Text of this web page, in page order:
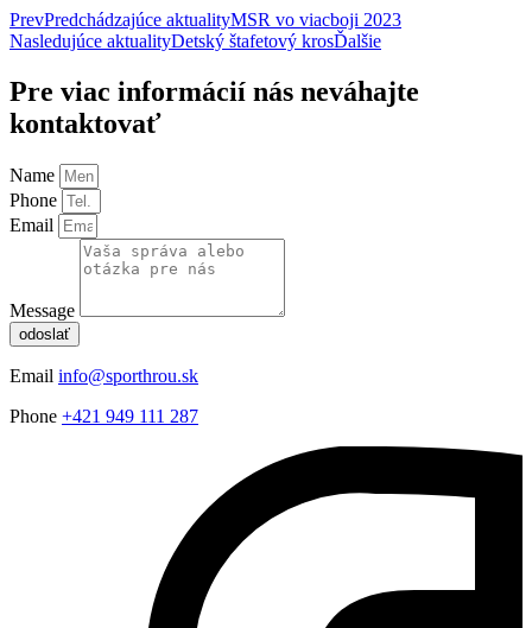
PrevPredchádzajúce aktualityMSR vo viacboji 2023
Nasledujúce aktualityDetský štafetový krosĎalšie
Pre viac informácií nás neváhajte
kontaktovať
Name
Phone
Email
Message
odoslať
Email info@sporthrou.sk
Phone +421 949 111 287